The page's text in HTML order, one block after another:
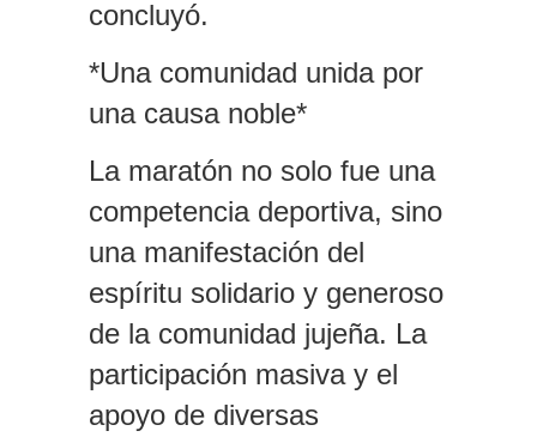
concluyó.
*Una comunidad unida por
una causa noble*
La maratón no solo fue una
competencia deportiva, sino
una manifestación del
espíritu solidario y generoso
de la comunidad jujeña. La
participación masiva y el
apoyo de diversas